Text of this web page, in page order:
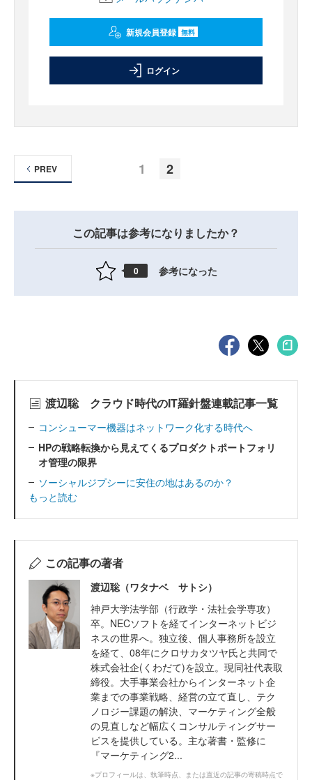
新規会員登録 無料
ログイン
1 2
PREV
この記事は参考になりましたか？
0 参考になった
渡辺聡 クラウド時代のIT羅針盤連載記事一覧
コンシューマー機器はネットワーク化する時代へ
HPの戦略転換から見えてくるプロダクトポートフォリ
オ管理の限界
ソーシャルジプシーに安住の地はあるのか？
もっと読む
この記事の著者
渡辺聡（ワタナベ サトシ）
神戸大学法学部（行政学・法社会学専攻）
卒。NECソフトを経てインターネットビジ
ネスの世界へ。独立後、個人事務所を設立
を経て、08年にクロサカタツヤ氏と共同で
株式会社企(くわだて)を設立。現同社代表取
締役。大手事業会社からインターネット企
業までの事業戦略、経営の立て直し、テク
ノロジー課題の解決、マーケティング全般
の見直しなど幅広くコンサルティングサー
ビスを提供している。主な著書・監修に
『マーケティング2...
※プロフィールは、執筆時点、または直近の記事の寄稿時点で